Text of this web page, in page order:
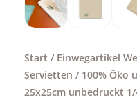
Start / Einwegartikel
Servietten / 100% Öko
25x25cm unbedruckt